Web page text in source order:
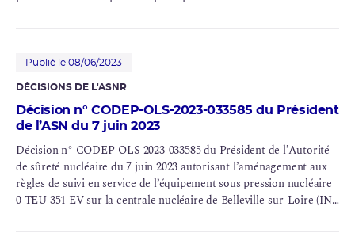
Publié le 08/06/2023
DÉCISIONS DE L'ASNR
Décision n° CODEP-OLS-2023-033585 du Président
de l’ASN du 7 juin 2023
Décision n° CODEP-OLS-2023-033585 du Président de l’Autorité
de sûreté nucléaire du 7 juin 2023 autorisant l’aménagement aux
règles de suivi en service de l’équipement sous pression nucléaire
0 TEU 351 EV sur la centrale nucléaire de Belleville-sur-Loire (INB